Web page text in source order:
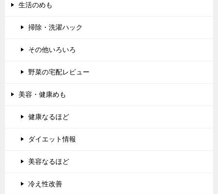
生活のめも
掃除・洗濯ハック
その他いろいろ
野菜の宅配レビュー
美容・健康めも
健康なるほど
ダイエット情報
美容なるほど
冷え性改善